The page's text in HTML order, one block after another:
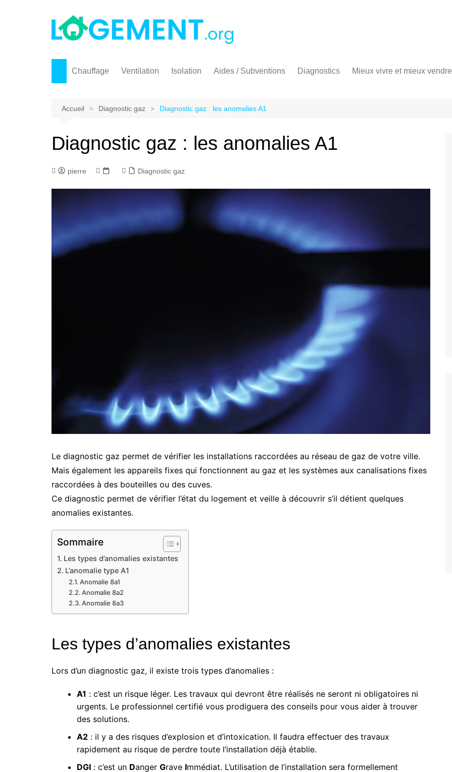
Chauffage
Chauffage solaire
Poêle à granulés / à pellet
Marque chauffage
Ventilation Isolation Aides / Subventions
MaPrimeRénov’
Diagnostics
Diagnostic gaz
Mieux vivre et mieux vendre
Accueil Diagnostic gaz Diagnostic gaz : les anomalies A1
Diagnostic gaz : les anomalies A1
pierre Diagnostic gaz
Le diagnostic gaz permet de vérifier les installations raccordées au réseau de gaz de votre ville.
Mais également les appareils fixes qui fonctionnent au gaz et les systèmes aux canalisations fixes
raccordées à des bouteilles ou des cuves.
Ce diagnostic permet de vérifier l’état du logement et veille à découvrir s’il détient quelques
anomalies existantes.
Sommaire
Les types d’anomalies existantes
L’anomalie type A1
Anomalie 8a1
Anomalie 8a2
Anomalie 8a3
Les types d’anomalies existantes
Lors d’un diagnostic gaz, il existe trois types d’anomalies :
A1 : c’est un risque léger. Les travaux qui devront être réalisés ne seront ni obligatoires ni
urgents. Le professionnel certifié vous prodiguera des conseils pour vous aider à trouver
des solutions.
A2 : il y a des risques d’explosion et d’intoxication. Il faudra effectuer des travaux
rapidement au risque de perdre toute l’installation déjà établie.
DGI : c’est un Danger Grave Immédiat. L’utilisation de l’installation sera formellement